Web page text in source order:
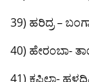
39) ಹರಿದ್ರ –
40) ಹೇರಂಬಾ-
41) ಕಪಿಲಾ-